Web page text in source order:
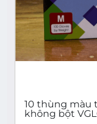
10 thùng màu
không bột